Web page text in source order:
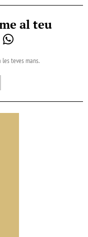
al teu
teves mans.